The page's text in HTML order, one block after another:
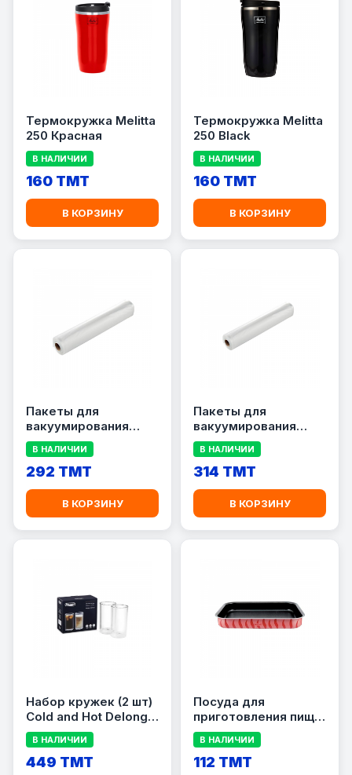
Термокружка Melitta
250 Красная
В НАЛИЧИИ
160 TMT
В КОРЗИНУ
Термокружка Melitta
250 Black
В НАЛИЧИИ
160 TMT
В КОРЗИНУ
Пакеты для
вакуумирования
Gorenje VB22/300
В НАЛИЧИИ
292 TMT
В КОРЗИНУ
Пакеты для
вакуумирования
Gorenje VB28/300
В НАЛИЧИИ
314 TMT
В КОРЗИНУ
Набор кружек (2 шт)
Cold and Hot Delonghi
DLSC319
В НАЛИЧИИ
449 TMT
Посуда для
приготовления пищи
Tefal J1194982
В НАЛИЧИИ
112 TMT